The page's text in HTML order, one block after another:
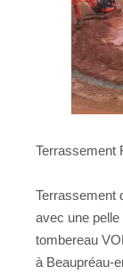
Terrassement
Terrassement
avec une
tombereau
à Beaupréau-